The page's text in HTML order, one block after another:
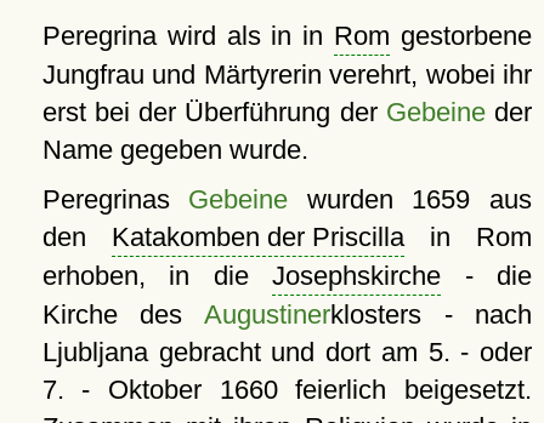
Peregrina wird als in in Rom gestorbene
Jungfrau und Märtyrerin verehrt, wobei ihr
erst bei der Überführung der Gebeineder
Name gegeben wurde.
Peregrinas Gebeine wurden 1659 aus
den Katakomben der Priscillain Rom
erhoben, in dieJosephskirche - die
Kirche desAugustinerklosters - nach
Ljubljana gebracht und dort am 5. - oder
7. - Oktober 1660 feierlich beigesetzt.